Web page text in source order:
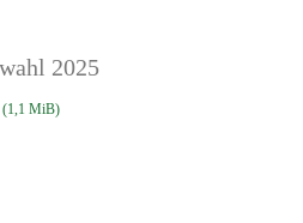
2025
(1,1 MiB)